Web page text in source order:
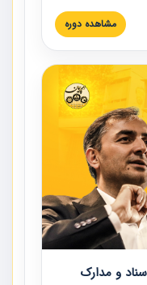
با نگرش قراردادی
کشور ارائه شد.
شده است.
مشاهده دوره
و مدارک